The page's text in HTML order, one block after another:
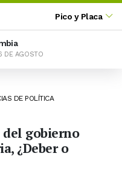
Pico y Placa
DE AGOSTO
DE POLÍTICA
del gobierno
¿Deber o